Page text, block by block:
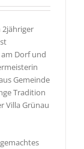
2jähriger
Dorf und
Gemeinde
Tradition
Villa Grünau